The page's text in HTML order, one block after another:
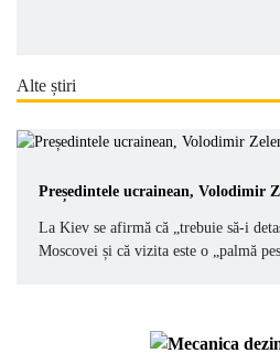
Alte știri
Președintele ucrainean, Volodimir
La Kiev se afirmă că „trebuie să-i
Moscovei și că vizita este o „palmă